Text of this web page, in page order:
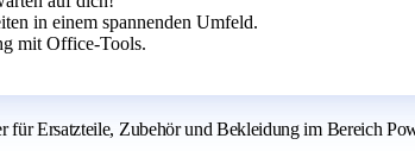
in einem spannenden Umfeld.
mit Office-Tools.
Ersatzteile, Zubehör und Bekleidung im Bereich